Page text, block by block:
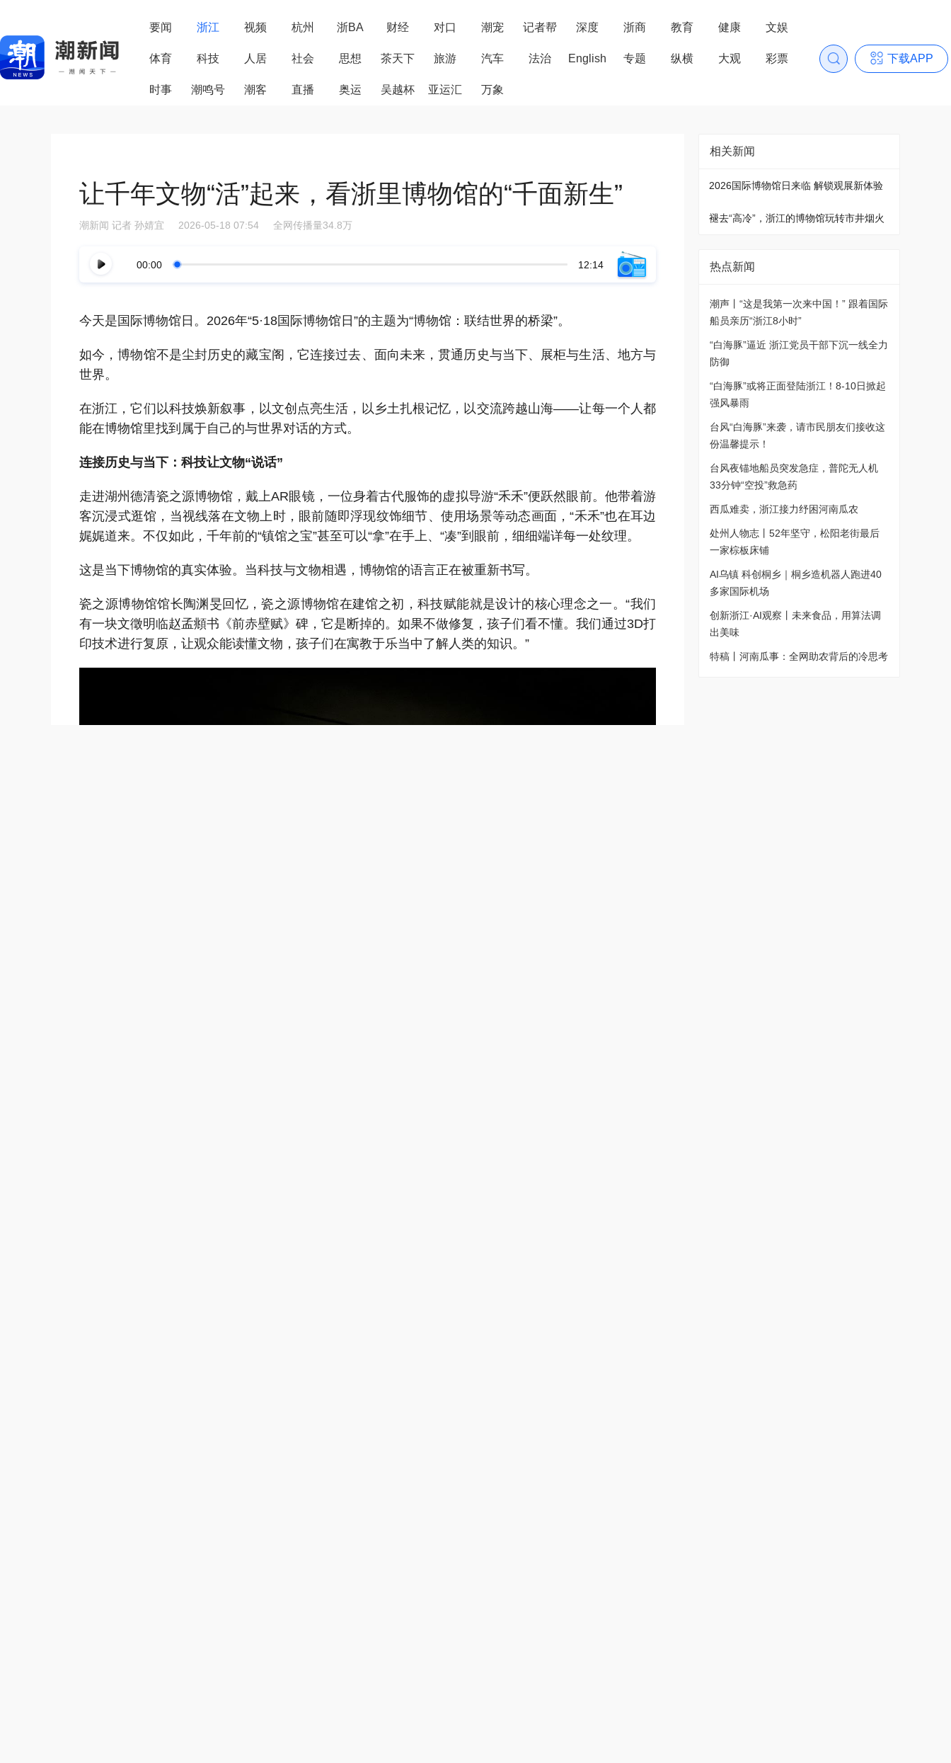
要闻 浙江 视频 杭州 浙BA 财经 对口 潮宠 记者帮 深度 浙商 教育 健康 文娱
体育 科技 人居 社会 思想 茶天下 旅游 汽车 法治 English 专题 纵横 大观 彩票
时事 潮鸣号 潮客 直播 奥运 吴越杯 亚运汇 万象
下载APP
让千年文物“活”起来，看浙里博物馆的“千面新生”
潮新闻 记者 孙婧宜 2026-05-18 07:54 全网传播量34.8万
00:00 12:14
今天是国际博物馆日。2026年“5·18国际博物馆日”的主题为“博物馆：联结世界的桥梁”。
如今，博物馆不是尘封历史的藏宝阁，它连接过去、面向未来，贯通历史与当下、展柜与生活、地方与
世界。
在浙江，它们以科技焕新叙事，以文创点亮生活，以乡土扎根记忆，以交流跨越山海——让每一个人都
能在博物馆里找到属于自己的与世界对话的方式。
连接历史与当下：科技让文物“说话”
走进湖州德清瓷之源博物馆，戴上AR眼镜，一位身着古代服饰的虚拟导游“禾禾”便跃然眼前。他带着游
客沉浸式逛馆，当视线落在文物上时，眼前随即浮现纹饰细节、使用场景等动态画面，“禾禾”也在耳边
娓娓道来。不仅如此，千年前的“镇馆之宝”甚至可以“拿”在手上、“凑”到眼前，细细端详每一处纹理。
这是当下博物馆的真实体验。当科技与文物相遇，博物馆的语言正在被重新书写。
瓷之源博物馆馆长陶渊旻回忆，瓷之源博物馆在建馆之初，科技赋能就是设计的核心理念之一。“我们
有一块文徵明临赵孟頫书《前赤壁赋》碑，它是断掉的。如果不做修复，孩子们看不懂。我们通过3D打
印技术进行复原，让观众能读懂文物，孩子们在寓教于乐当中了解人类的知识。”
相关新闻
2026国际博物馆日来临 解锁观展新体验
褪去“高冷”，浙江的博物馆玩转市井烟火
热点新闻
潮声丨“这是我第一次来中国！” 跟着国际
船员亲历“浙江8小时”
“白海豚”逼近 浙江党员干部下沉一线全力
防御
“白海豚”或将正面登陆浙江！8-10日掀起
强风暴雨
台风“白海豚”来袭，请市民朋友们接收这
份温馨提示！
台风夜锚地船员突发急症，普陀无人机
33分钟“空投”救急药
西瓜难卖，浙江接力纾困河南瓜农
处州人物志丨52年坚守，松阳老街最后
一家棕板床铺
AI乌镇 科创桐乡｜桐乡造机器人跑进40
多家国际机场
创新浙江·AI观察丨未来食品，用算法调
出美味
特稿丨河南瓜事：全网助农背后的冷思考